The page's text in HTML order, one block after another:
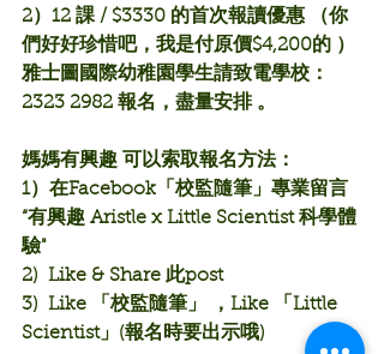
2）12 課 / $3330 的首次報讀優惠 （你
們好好珍惜吧，我是付原價$4,200的 ）
雅士圖國際幼稚園學生請致電學校：
2323 2982 報名，盡量安排 。
媽媽有興趣 可以索取報名方法：
1） 在Facebook 「校監隨筆」專業留言
“有興趣 Aristle x Little Scientist 科學體
驗"
2)  Like & Share 此post
3)  Like 「校監隨筆」 ，Like 「Little
Scientist」(報名時要出示哦)